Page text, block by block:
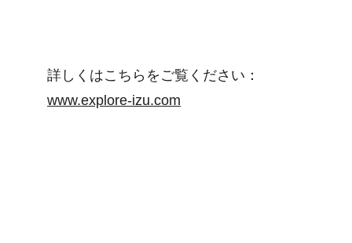
詳しくはこちらをご覧ください：
www.explore-izu.com